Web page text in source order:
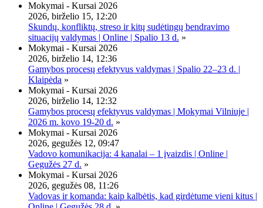
Mokymai - Kursai 2026
2026, birželio 15, 12:20
Skundų, konfliktų, streso ir kitų sudėtingų bendravimo
situacijų valdymas | Online | Spalio 13 d. »
Mokymai - Kursai 2026
2026, birželio 14, 12:36
Gamybos procesų efektyvus valdymas | Spalio 22–23 d. |
Klaipėda »
Mokymai - Kursai 2026
2026, birželio 14, 12:32
Gamybos procesų efektyvus valdymas | Mokymai Vilniuje |
2026 m. kovo 19-20 d. »
Mokymai - Kursai 2026
2026, gegužės 12, 09:47
Vadovo komunikacija: 4 kanalai – 1 įvaizdis | Online |
Gegužės 27 d. »
Mokymai - Kursai 2026
2026, gegužės 08, 11:26
Vadovas ir komanda: kaip kalbėtis, kad girdėtume vieni kitus |